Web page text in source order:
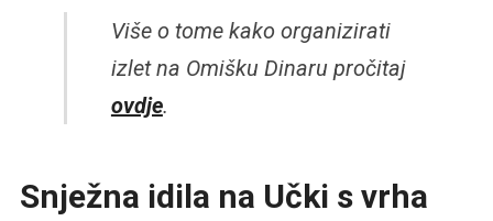
Više o tome kako organizirati
izlet na Omišku Dinaru pročitaj
ovdje.
Snježna idila na Učki s vrha